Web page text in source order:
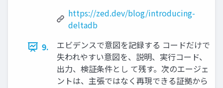
https://zed.dev/blog/introducing-
deltadb
9.
エビデンスで意図を記録する コードだけで
失われやすい意図を、説明、実行コード、
出力、検証条件とし て残す。次のエージェ
ントは、主張ではなく再現できる証拠から